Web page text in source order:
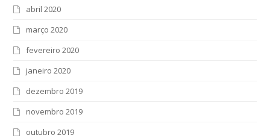
abril 2020
março 2020
fevereiro 2020
janeiro 2020
dezembro 2019
novembro 2019
outubro 2019